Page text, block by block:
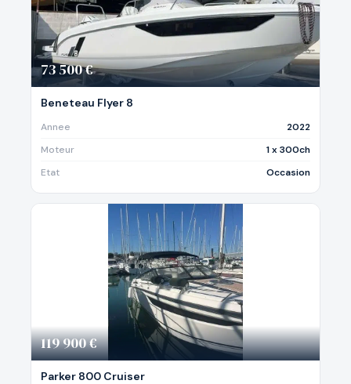
73 500 €
Beneteau Flyer 8
Annee
2022
Moteur
1 x 300ch
Etat
Occasion
119 900 €
Parker 800 Cruiser